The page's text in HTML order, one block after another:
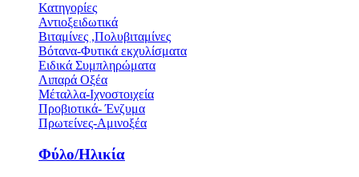
Κατηγορίες
Αντιοξειδωτικά
Βιταμίνες ,Πολυβιταμίνες
Βότανα-Φυτικά εκχυλίσματα
Ειδικά Συμπληρώματα
Λιπαρά Οξέα
Μέταλλα-Ιχνοστοιχεία
Προβιοτικά- Ένζυμα
Πρωτείνες-Αμινοξέα
Φύλο/Ηλικία